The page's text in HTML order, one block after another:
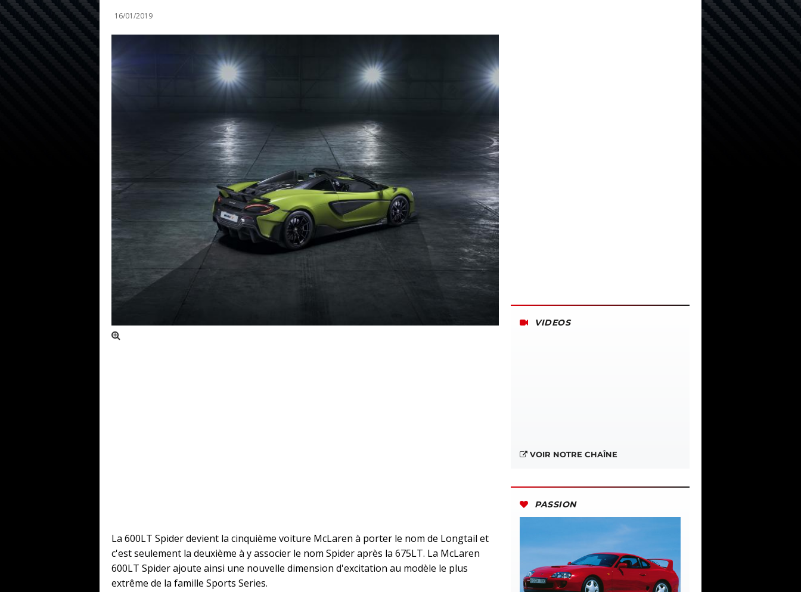
16/01/2019
La 600LT Spider devient la cinquième voiture McLaren à porter le nom de Longtail et
c'est seulement la deuxième à y associer le nom Spider après la 675LT. La McLaren
600LT Spider ajoute ainsi une nouvelle dimension d'excitation au modèle le plus
extrême de la famille Sports Series.
VIDEOS
VOIR NOTRE CHAÎNE
PASSION